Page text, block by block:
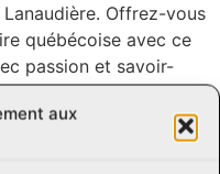
aux
Offrez-vous
québécoise avec ce
passion et savoir-
de vous offrir